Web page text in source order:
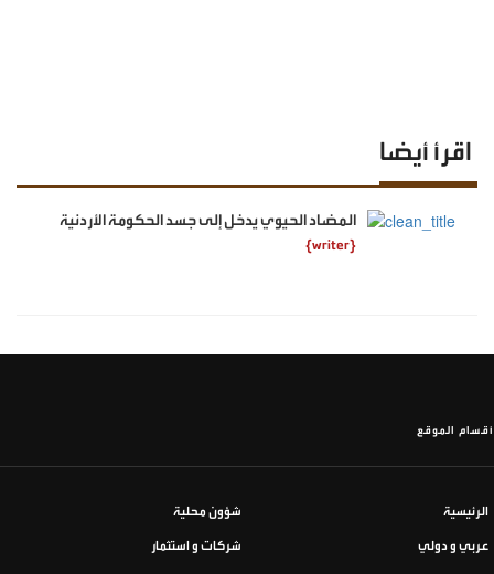
اقرأ أيضا
المضاد الحيوي يدخل إلى جسد الحكومة الأردنية
{writer}
أقسام الموقع
الرئيسية شؤون محلية
عربي و دولي شركات و استثمار